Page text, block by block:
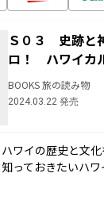
Ｓ０３ 史跡と
ロ！ ハワイカ
BOOKS 旅の読み物
2024.03.22 発売
ワイの歴史と文
っておきたいハ